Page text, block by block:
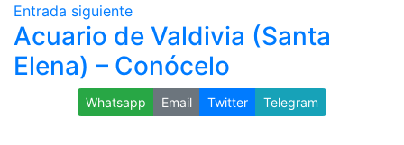
Entrada siguiente
Acuario de Valdivia (Santa
Elena) – Conócelo
Whatsapp Email Twitter Telegram